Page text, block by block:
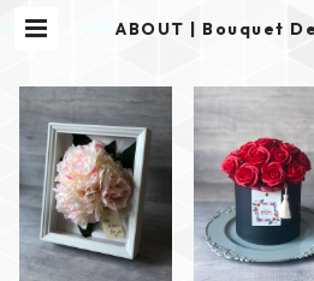
ABOUT | Bouquet